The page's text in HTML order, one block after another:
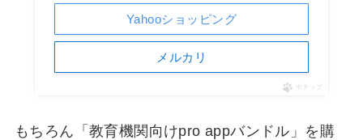
Yahooショッピング
メルカリ
ポチップ
もちろん「教育機関向けpro appバンドル」を購